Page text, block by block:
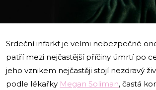
Srdeční infarkt je velmi nebezpečné
patří mezi nejčastější příčiny úmrtí po
jeho vznikem nejčastěji stojí nezdravý
podle lékařky Megan Soliman, častá